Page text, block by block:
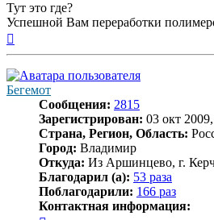
Тут это где?
Успешной Вам переработки
Бегемот
Сообщения: 2815
Зарегистрирован: 03 окт
Страна, Регион, Область:
Город: Владимир
Откуда: Из Аршинцево, г.
Благодарил (а): 53 раза
Поблагодарили: 166 раз
Контактная информация: